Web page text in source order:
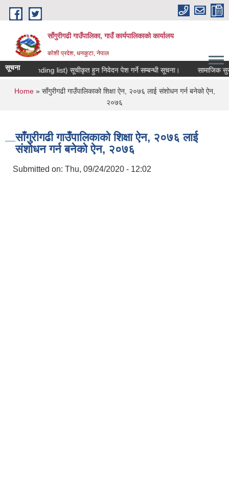
Skip to main content
साँगुरीगढी गाउँपालिका, गाउँ कार्यपालिकाको कार्यालय
कोशी प्रदेश, धनकुटा, नेपाल
सूचना(standing list) सूचीकृत हुन निवेदन पेश गर्ने सम्बन्धी सूचना। सामाजिक सुरक्षा
You are here
Home» साँगुरीगढी गाउँपालिकाको शिक्षा ऐन, २०७६ लाई संशोधन गर्न बनेको ऐन,
२०७६
साँगुरीगढी गाउँपालिकाको शिक्षा ऐन, २०७६ लाई
संशोधन गर्न बनेको ऐन, २०७६
Submitted on: Thu, 09/24/2020 - 12:02